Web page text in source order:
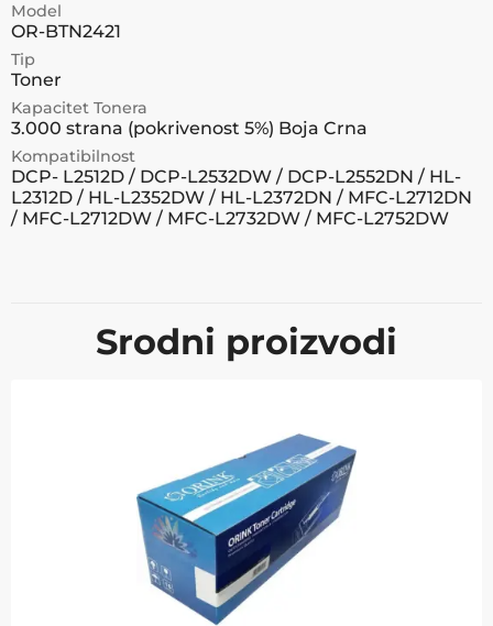
Model
OR-BTN2421
Tip
Toner
Kapacitet Tonera
3.000 strana (pokrivenost 5%) Boja Crna
Kompatibilnost
DCP- L2512D / DCP-L2532DW / DCP-L2552DN / HL-
L2312D / HL-L2352DW / HL-L2372DN / MFC-L2712DN
/ MFC-L2712DW / MFC-L2732DW / MFC-L2752DW
Srodni proizvodi